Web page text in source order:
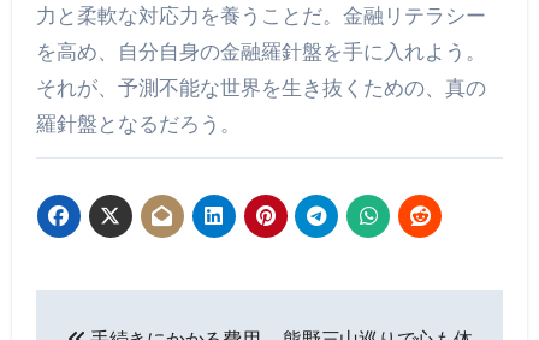
力と柔軟な対応力を養うことだ。金融リテラシー
を高め、自分自身の金融羅針盤を手に入れよう。
それが、予測不能な世界を生き抜くための、真の
羅針盤となるだろう。